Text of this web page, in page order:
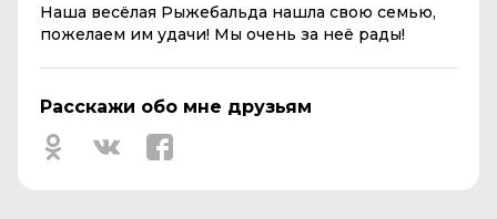
Наша весёлая Рыжебальда нашла свою семью,
пожелаем им удачи! Мы очень за неё рады!
Расскажи обо мне друзьям